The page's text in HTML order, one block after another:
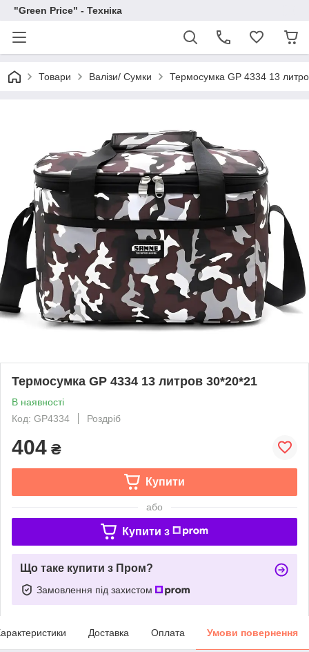
"Green Price" - Техніка
Товари Валізи/ Сумки Термосумка GP 4334 13
Термосумка GP 4334 13 литров 30*20*21
В наявності
Код: GP4334
Роздріб
404 ₴
Купити
або
Купити з
Що таке купити з Пром?
Замовлення під захистом
Доставка Оплата Умови повернення